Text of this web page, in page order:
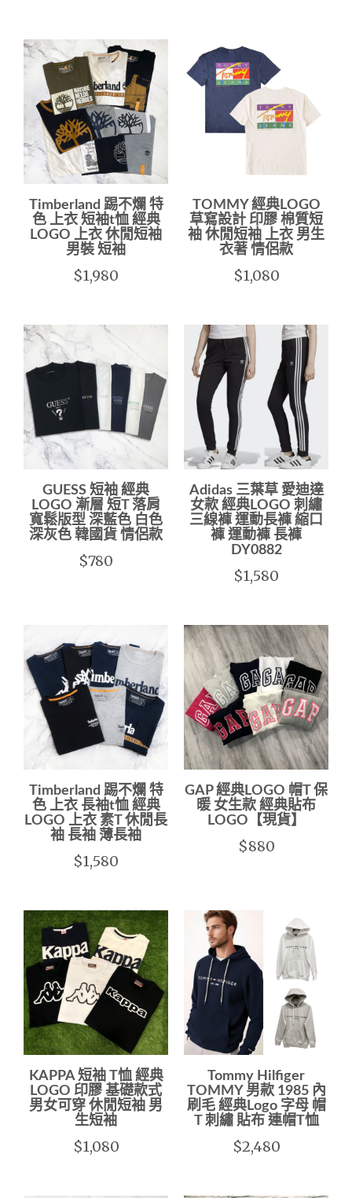
Timberland 踢不爛 特
色 上衣 短袖t恤 經典
LOGO 上衣 休閒短袖
男裝 短袖
$1,980
TOMMY 經典LOGO
草寫設計 印膠 棉質短
袖 休閒短袖 上衣 男生
衣著 情侶款
$1,080
GUESS 短袖 經典
LOGO 漸層 短T 落肩
寬鬆版型 深藍色 白色
深灰色 韓國貨 情侶款
$780
Adidas 三葉草 愛迪達
女款 經典LOGO 刺繡
三線褲 運動長褲 縮口
褲 運動褲 長褲
DY0882
$1,580
Timberland 踢不爛 特
色 上衣 長袖t恤 經典
LOGO 上衣 素T 休閒長
袖 長袖 薄長袖
$1,580
GAP 經典LOGO 帽T 保
暖 女生款 經典貼布
LOGO【現貨】
$880
KAPPA 短袖 T恤 經典
LOGO 印膠 基礎款式
男女可穿 休閒短袖 男
生短袖
$1,080
Tommy Hilfiger
TOMMY 男款 1985 內
刷毛 經典Logo 字母 帽
T 刺繡 貼布 連帽T恤
$2,480